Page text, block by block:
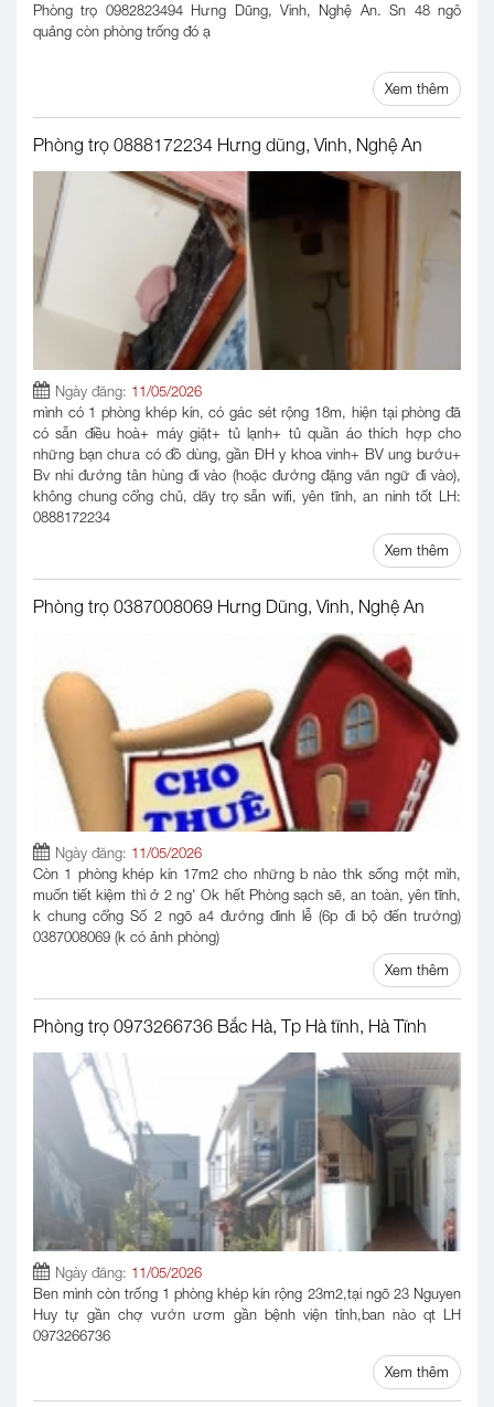
Phòng trọ 0982823494 Hưng Dũng, Vinh, Nghệ An. Sn 48 ngô
quảng còn phòng trống đó ạ
Xem thêm
Phòng trọ 0888172234 Hưng dũng, Vinh, Nghệ An
Ngày đăng: 11/05/2026
mình có 1 phòng khép kín, có gác sét rộng 18m, hiện tại phòng đã
có sẵn điều hoà+ máy giặt+ tủ lạnh+ tủ quần áo thích hợp cho
những bạn chưa có đồ dùng, gần ĐH y khoa vinh+ BV ung bướu+
Bv nhi đường tân hùng đi vào (hoặc đường đặng văn ngữ đi vào),
không chung cổng chủ, dãy trọ sẵn wifi, yên tĩnh, an ninh tốt LH:
0888172234
Xem thêm
Phòng trọ 0387008069 Hưng Dũng, Vinh, Nghệ An
Ngày đăng: 11/05/2026
Còn 1 phòng khép kín 17m2 cho những b nào thk sống một mìh,
muốn tiết kiệm thì ở 2 ng' Ok hết Phòng sạch sẽ, an toàn, yên tĩnh,
k chung cổng Số 2 ngõ a4 đường đinh lễ (6p đi bộ đến trường)
0387008069 (k có ảnh phòng)
Xem thêm
Phòng trọ 0973266736 Bắc Hà, Tp Hà tĩnh, Hà Tĩnh
Ngày đăng: 11/05/2026
Ben mình còn trống 1 phòng khép kín rộng 23m2,tại ngõ 23 Nguyen
Huy tự gần chợ vườn ươm gần bệnh viện tỉnh,ban nào qt LH
0973266736
Xem thêm